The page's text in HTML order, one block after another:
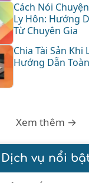
Cách Nói
Ly Hôn: Hướng
Từ Chuyên Gia
Chia Tài Sản Khi
Hướng Dẫn
Xem thêm →
Dịch vụ nổi